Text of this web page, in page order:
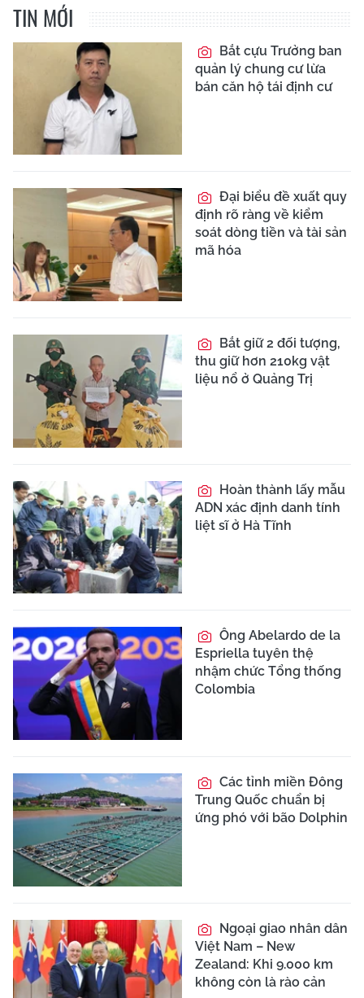
TIN MỚI
Bắt cựu Trưởng ban
quản lý chung cư lừa
bán căn hộ tái định cư
Đại biểu đề xuất quy
định rõ ràng về kiểm
soát dòng tiền và tài sản
mã hóa
Bắt giữ 2 đối tượng,
thu giữ hơn 210kg vật
liệu nổ ở Quảng Trị
Hoàn thành lấy mẫu
ADN xác định danh tính
liệt sĩ ở Hà Tĩnh
Ông Abelardo de la
Espriella tuyên thệ
nhậm chức Tổng thống
Colombia
Các tỉnh miền Đông
Trung Quốc chuẩn bị
ứng phó với bão Dolphin
Ngoại giao nhân dân
Việt Nam – New
Zealand: Khi 9.000 km
không còn là rào cản